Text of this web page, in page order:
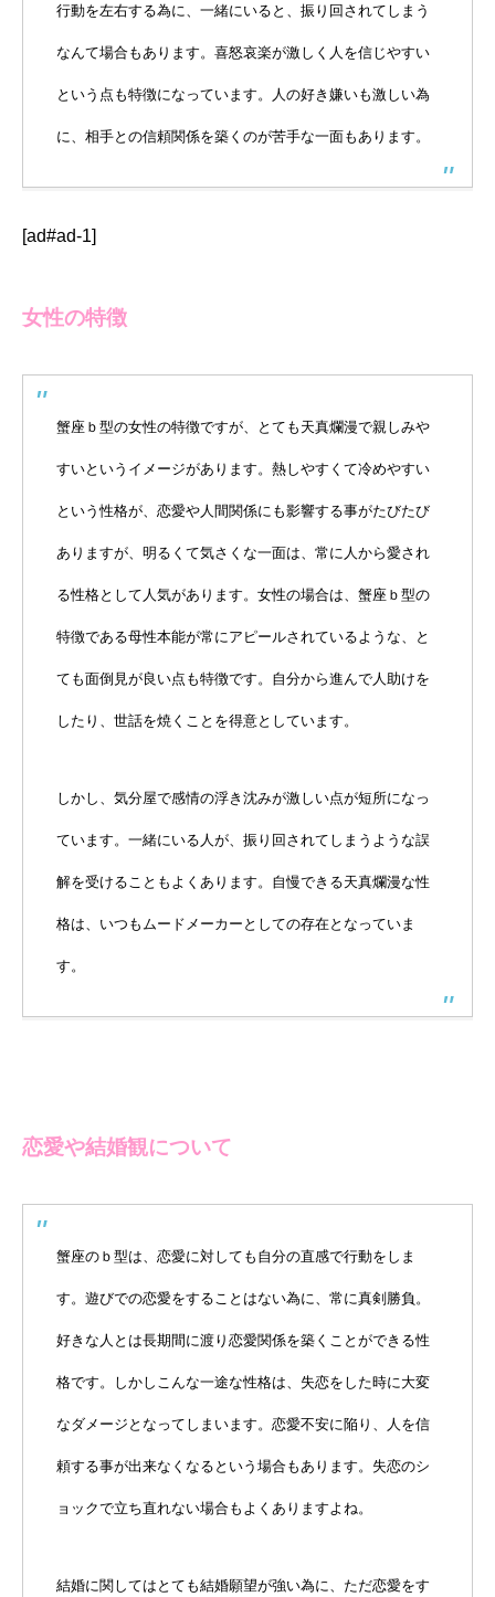
行動を左右する為に、一緒にいると、振り回されてしまう
なんて場合もあります。喜怒哀楽が激しく人を信じやすい
という点も特徴になっています。人の好き嫌いも激しい為
に、相手との信頼関係を築くのが苦手な一面もあります。
[ad#ad-1]
女性の特徴
蟹座ｂ型の女性の特徴ですが、とても天真爛漫で親しみや
すいというイメージがあります。熱しやすくて冷めやすい
という性格が、恋愛や人間関係にも影響する事がたびたび
ありますが、明るくて気さくな一面は、常に人から愛され
る性格として人気があります。女性の場合は、蟹座ｂ型の
特徴である母性本能が常にアピールされているような、と
ても面倒見が良い点も特徴です。自分から進んで人助けを
したり、世話を焼くことを得意としています。
しかし、気分屋で感情の浮き沈みが激しい点が短所になっ
ています。一緒にいる人が、振り回されてしまうような誤
解を受けることもよくあります。自慢できる天真爛漫な性
格は、いつもムードメーカーとしての存在となっていま
す。
恋愛や結婚観について
蟹座のｂ型は、恋愛に対しても自分の直感で行動をしま
す。遊びでの恋愛をすることはない為に、常に真剣勝負。
好きな人とは長期間に渡り恋愛関係を築くことができる性
格です。しかしこんな一途な性格は、失恋をした時に大変
なダメージとなってしまいます。恋愛不安に陥り、人を信
頼する事が出来なくなるという場合もあります。失恋のシ
ョックで立ち直れない場合もよくありますよね。
結婚に関してはとても結婚願望が強い為に、ただ恋愛をす